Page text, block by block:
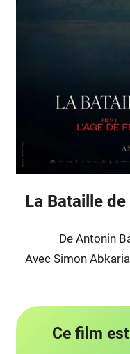
La Bataille de
De Antonin
Avec Simon
Ce film